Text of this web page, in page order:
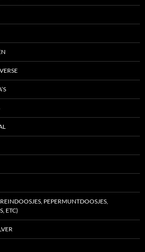
PEPERMUNTDOOSJES,
ETC)